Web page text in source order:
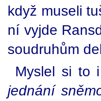
když museli
ní vyjde
soudruhům
Myslel si to
jednání